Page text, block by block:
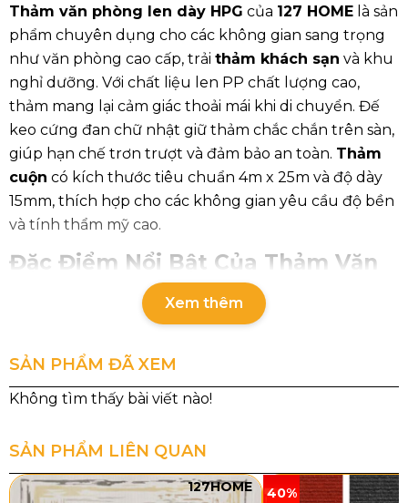
Thảm văn phòng len dày HPG của 127 HOME là sản
phẩm chuyên dụng cho các không gian sang trọng
như văn phòng cao cấp, trải thảm khách sạn và khu
nghỉ dưỡng. Với chất liệu len PP chất lượng cao,
thảm mang lại cảm giác thoải mái khi di chuyển. Đế
keo cứng đan chữ nhật giữ thảm chắc chắn trên sàn,
giúp hạn chế trơn trượt và đảm bảo an toàn. Thảm
cuộn có kích thước tiêu chuẩn 4m x 25m và độ dày
15mm, thích hợp cho các không gian yêu cầu độ bền
và tính thẩm mỹ cao.
Đặc Điểm Nổi Bật Của Thảm Văn
Phòng Len Dày HPG
Thảm văn phòng len dày HPGđược dệt theo kỹ
hạn chế xù lông, giúp giữ thảm bền đẹp theo thời
gian. Đế keo cứng đan chữ nhật chắc chắn, tăng khả
Xem thêm
SẢN PHẨM ĐÃ XEM
SẢN PHẨM LIÊN QUAN
127HOME 40%